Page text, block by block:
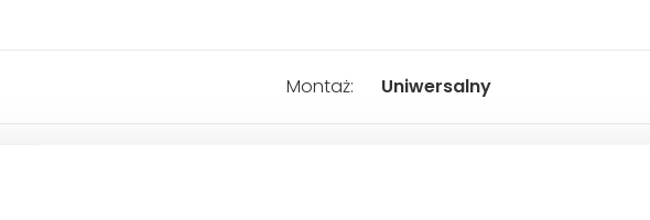
Montaż: Uniwersalny